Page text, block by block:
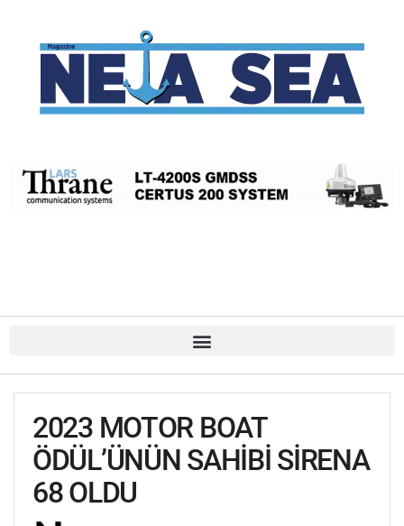
2023 MOTOR BOAT
ÖDÜL’ÜNÜN SAHİBİ SİRENA
68 OLDU